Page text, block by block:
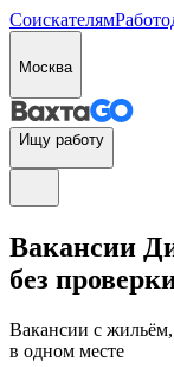
Соискателям
Москва
Ищу работу
Вакансии
без
Вакансии с
в одном месте